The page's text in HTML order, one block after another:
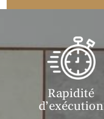
Rapidité
d’exécution